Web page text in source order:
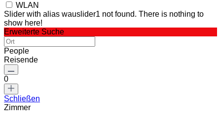
WLAN
Slider with alias wauslider1 not found. There is nothing to
show here!
Erweiterte Suche
People
Reisende
0
Schließen
Zimmer